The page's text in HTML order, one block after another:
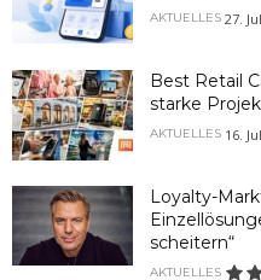
AKTUELLES 27.
Best Retail
starke
AKTUELLES 16.
Loyalty-
scheitern“
AKTUELLES